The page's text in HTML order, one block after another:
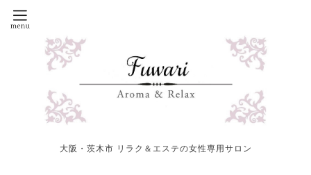
大阪・茨木市 リラク＆エステの女性専用サロン